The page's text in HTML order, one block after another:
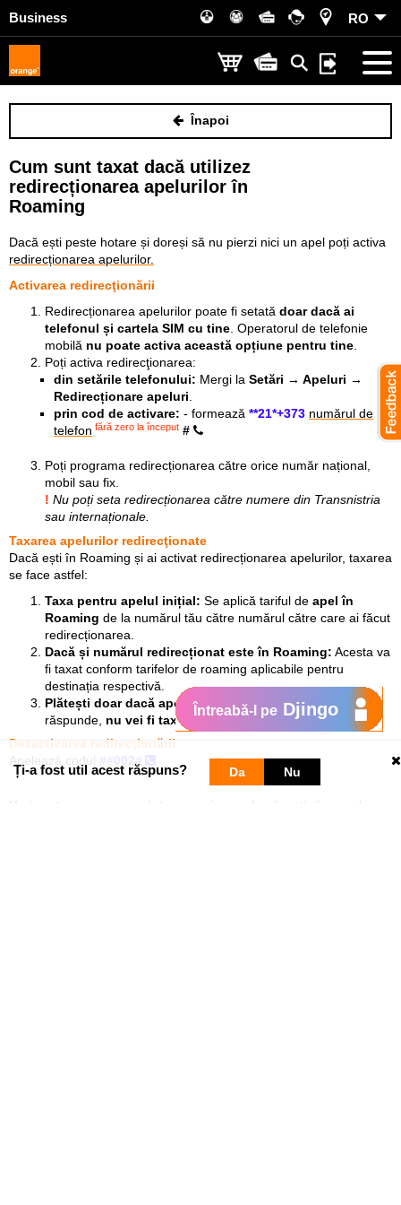
Business RO
Înapoi
Cum sunt taxat dacă utilizez
redirecționarea apelurilor în
Roaming
Dacă ești peste hotare și doreși să nu pierzi nici un apel poți activa
redirecționarea apelurilor.
Activarea redirecţionării
Redirecționarea apelurilor poate fi setată doar dacă ai
telefonul și cartela SIM cu tine . Operatorul de telefonie
mobilă nu poate activa această opțiune pentru tine
Poți activa redirecţionarea:
din setările telefonului: Mergi la Setări → Apeluri →
Redirecționare apeluri
prin cod de activare: - formează **21*+373 numărul de
telefon fără zero la început #
Poți programa redirecționarea către orice număr național,
mobil sau fix.
! Nu poți seta redirecționarea către numere din Transnistria
sau internaționale.
Taxarea apelurilor redirecţionate
Dacă ești în Roaming și ai activat redirecționarea apelurilor, taxarea
se face astfel:
Taxa pentru apelul inițial: Se aplică tariful de apel în
Roaming de la numărul tău către numărul către care ai făcut
redirecționarea.
Dacă și numărul redirecționat este în Roaming: Acesta va
fi taxat conform tarifelor de roaming aplicabile pentru
destinația respectivă.
Plătești doar dacă apelul este preluat:
Dacă nimeni nu
răspunde, nu vei fi taxat
Dezactivarea redirecţionării
Apelează codul ##002#
Vezi secţiunea orange ajutor roaming
unde găseşti răspuns la
Ți-a fost util acest răspuns? Da Nu
Întreabă-l pe Djingo